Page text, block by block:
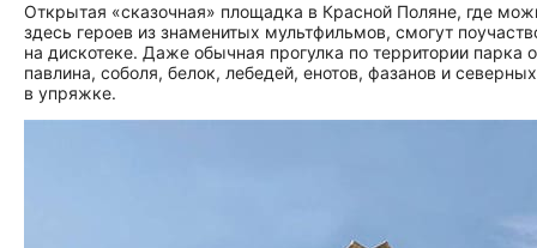
Открытая «сказочная» площадка в Красной Поляне, где
здесь героев из знаменитых мультфильмов, смогут
на дискотеке. Даже обычная прогулка по территории парка
павлина, соболя, белок, лебедей, енотов, фазанов и
в упряжке.